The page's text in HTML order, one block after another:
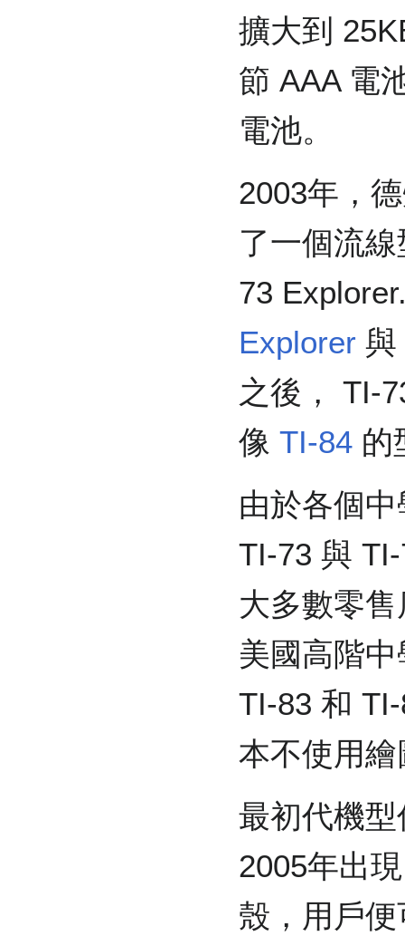
擴大到
節 AAA 電
電池。
2003年，
了一個流
73
Explorer 與
之後， TI-
像 TI-84 的
由於各個
TI-73 與
大多數零
美國高階
TI-83 和
本不使用
最初代機
2005年出
殼，用戶